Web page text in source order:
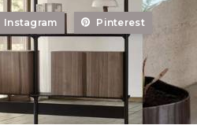
Instagram Pinterest